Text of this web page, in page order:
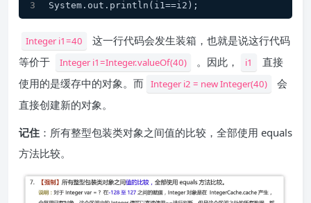
System.out.println(i1==i2);
Integer i1=40
这一行代码会发生装箱，也就是说这行代码
等价于
Integer i1=Integer.valueOf(40) 。因此， i1
直接
使用的是缓存中的对象。而 Integer i2 = new Integer(40)
会
直接创建新的对象。
记住 ：所有整型包装类对象之间值的比较，全部使用 equals
方法比较。